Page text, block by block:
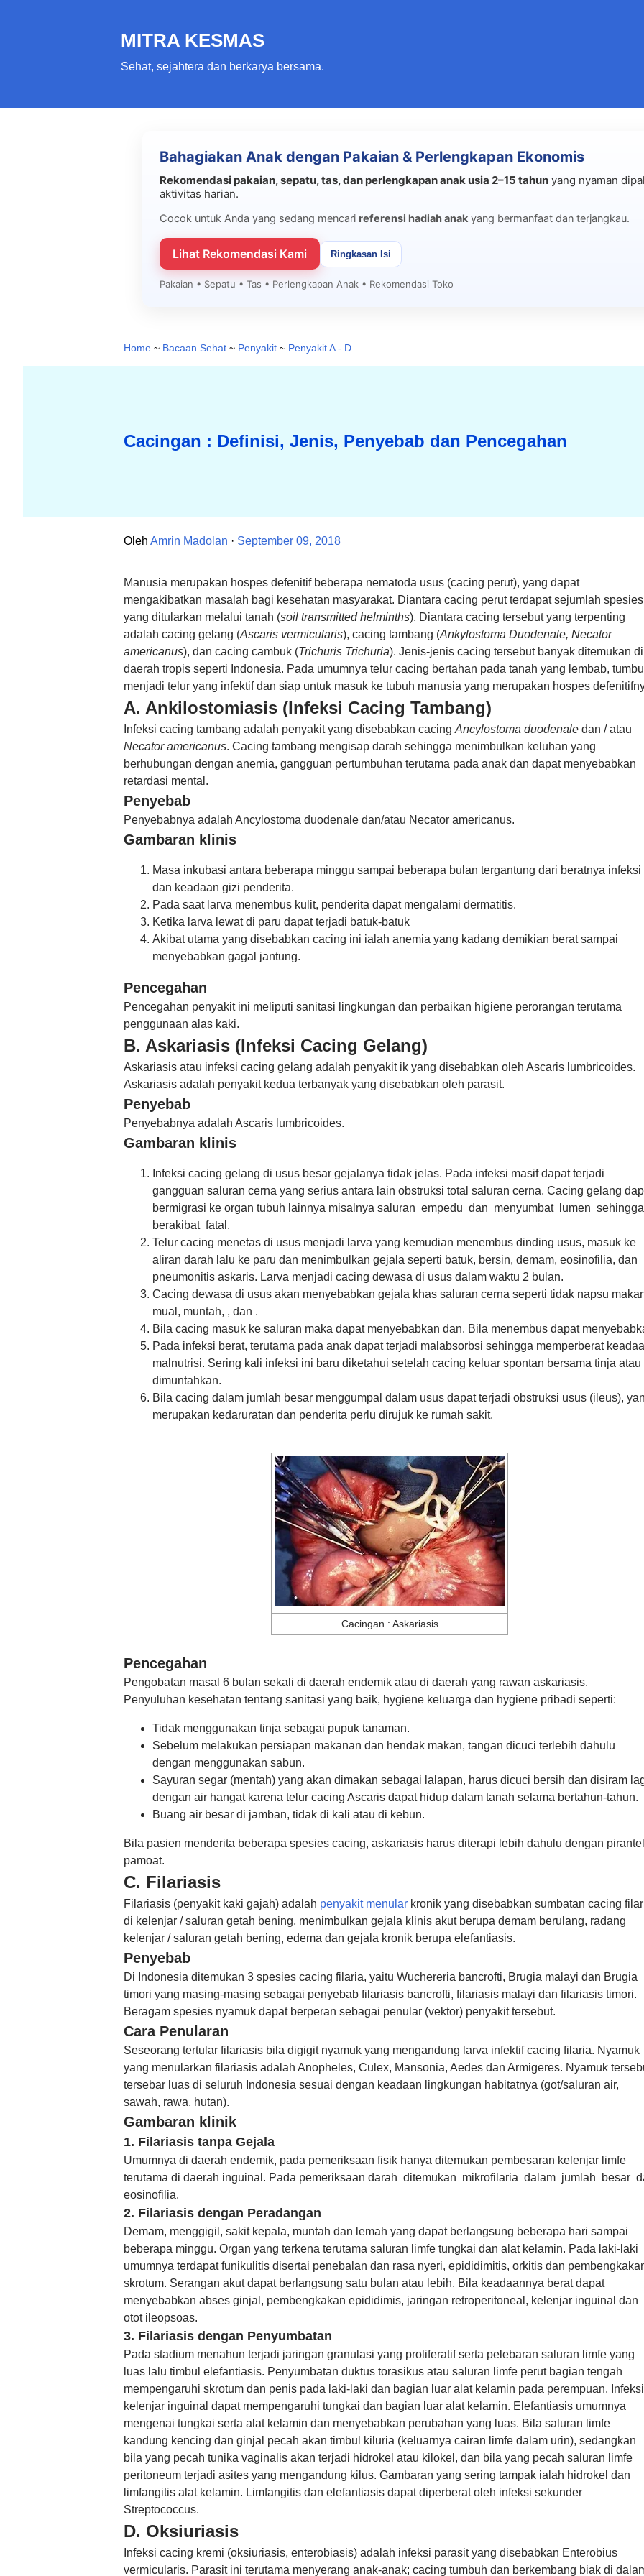
MITRA KESMAS
Sehat, sejahtera dan berkarya bersama.
Bahagiakan Anak dengan Pakaian & Perlengkapan Ekonomis
Rekomendasi pakaian, sepatu, tas, dan perlengkapan anak usia 2–15 tahun yang nyaman
aktivitas harian.
Cocok untuk Anda yang sedang mencari referensi hadiah anak yang bermanfaat dan terjangkau.
Lihat Rekomendasi Kami Ringkasan Isi
Pakaian • Sepatu • Tas • Perlengkapan Anak • Rekomendasi Toko
Home ~ Bacaan Sehat ~ Penyakit ~ Penyakit A - D
Cacingan : Definisi, Jenis, Penyebab dan Pencegahan
Oleh Amrin Madolan September 09, 2018
Manusia merupakan hospes defenitif beberapa nematoda usus (cacing perut), yang dapat
mengakibatkan masalah bagi kesehatan masyarakat. Diantara cacing perut terdapat sejumlah spesies
yang ditularkan melalui tanah (soil transmitted helminths). Diantara cacing tersebut yang terpenting
adalah cacing gelang (Ascaris vermicularis), cacing tambang (Ankylostoma Duodenale, Necator
americanus), dan cacing cambuk (Trichuris Trichuria). Jenis-jenis cacing tersebut banyak ditemukan di
daerah tropis seperti Indonesia. Pada umumnya telur cacing bertahan pada tanah yang lembab,
menjadi telur yang infektif dan siap untuk masuk ke tubuh manusia yang merupakan hospes
A. Ankilostomiasis (Infeksi Cacing Tambang)
Infeksi cacing tambang adalah penyakit yang disebabkan cacing Ancylostoma duodenale dan / atau
Necator americanus. Cacing tambang mengisap darah sehingga menimbulkan keluhan yang
berhubungan dengan anemia, gangguan pertumbuhan terutama pada anak dan dapat menyebabkan
retardasi mental.
Penyebab
Penyebabnya adalah Ancylostoma duodenale dan/atau Necator americanus.
Gambaran klinis
Masa inkubasi antara beberapa minggu sampai beberapa bulan tergantung dari beratnya infeksi
dan keadaan gizi penderita.
Pada saat larva menembus kulit, penderita dapat mengalami dermatitis.
Ketika larva lewat di paru dapat terjadi batuk-batuk
Akibat utama yang disebabkan cacing ini ialah anemia yang kadang demikian berat sampai
menyebabkan gagal jantung.
Pencegahan
Pencegahan penyakit ini meliputi sanitasi lingkungan dan perbaikan higiene perorangan terutama
penggunaan alas kaki.
B. Askariasis (Infeksi Cacing Gelang)
Askariasis atau infeksi cacing gelang adalah penyakit ik yang disebabkan oleh Ascaris lumbricoides.
Askariasis adalah penyakit kedua terbanyak yang disebabkan oleh parasit.
Penyebab
Penyebabnya adalah Ascaris lumbricoides.
Gambaran klinis
Infeksi cacing gelang di usus besar gejalanya tidak jelas. Pada infeksi masif dapat terjadi
gangguan saluran cerna yang serius antara lain obstruksi total saluran cerna. Cacing gelang
bermigrasi ke organ tubuh lainnya misalnya saluran empedu dan menyumbat lumen
berakibat fatal.
Telur cacing menetas di usus menjadi larva yang kemudian menembus dinding usus, masuk ke
aliran darah lalu ke paru dan menimbulkan gejala seperti batuk, bersin, demam, eosinofilia, dan
pneumonitis askaris. Larva menjadi cacing dewasa di usus dalam waktu 2 bulan.
Cacing dewasa di usus akan menyebabkan gejala khas saluran cerna seperti tidak napsu
mual, muntah, , dan .
Bila cacing masuk ke saluran maka dapat menyebabkan dan. Bila menembus dapat
Pada infeksi berat, terutama pada anak dapat terjadi malabsorbsi sehingga memperberat
malnutrisi. Sering kali infeksi ini baru diketahui setelah cacing keluar spontan bersama tinja atau
dimuntahkan.
Bila cacing dalam jumlah besar menggumpal dalam usus dapat terjadi obstruksi usus (ileus),
merupakan kedaruratan dan penderita perlu dirujuk ke rumah sakit.
Cacingan : Askariasis
Pencegahan
Pengobatan masal 6 bulan sekali di daerah endemik atau di daerah yang rawan askariasis.
Penyuluhan kesehatan tentang sanitasi yang baik, hygiene keluarga dan hygiene pribadi seperti:
Tidak menggunakan tinja sebagai pupuk tanaman.
Sebelum melakukan persiapan makanan dan hendak makan, tangan dicuci terlebih dahulu
dengan menggunakan sabun.
Sayuran segar (mentah) yang akan dimakan sebagai lalapan, harus dicuci bersih dan disiram
dengan air hangat karena telur cacing Ascaris dapat hidup dalam tanah selama bertahun-tahun.
Buang air besar di jamban, tidak di kali atau di kebun.
Bila pasien menderita beberapa spesies cacing, askariasis harus diterapi lebih dahulu dengan pirantel
pamoat.
C. Filariasis
Filariasis (penyakit kaki gajah) adalah penyakit menular kronik yang disebabkan sumbatan cacing
di kelenjar / saluran getah bening, menimbulkan gejala klinis akut berupa demam berulang, radang
kelenjar / saluran getah bening, edema dan gejala kronik berupa elefantiasis.
Penyebab
Di Indonesia ditemukan 3 spesies cacing filaria, yaitu Wuchereria bancrofti, Brugia malayi dan Brugia
timori yang masing-masing sebagai penyebab filariasis bancrofti, filariasis malayi dan filariasis timori.
Beragam spesies nyamuk dapat berperan sebagai penular (vektor) penyakit tersebut.
Cara Penularan
Seseorang tertular filariasis bila digigit nyamuk yang mengandung larva infektif cacing filaria. Nyamuk
yang menularkan filariasis adalah Anopheles, Culex, Mansonia, Aedes dan Armigeres. Nyamuk
tersebar luas di seluruh Indonesia sesuai dengan keadaan lingkungan habitatnya (got/saluran air,
sawah, rawa, hutan).
Gambaran klinik
1. Filariasis tanpa Gejala
Umumnya di daerah endemik, pada pemeriksaan fisik hanya ditemukan pembesaran kelenjar limfe
terutama di daerah inguinal. Pada pemeriksaan darah ditemukan mikrofilaria dalam jumlah besar
eosinofilia.
2. Filariasis dengan Peradangan
Demam, menggigil, sakit kepala, muntah dan lemah yang dapat berlangsung beberapa hari sampai
beberapa minggu. Organ yang terkena terutama saluran limfe tungkai dan alat kelamin. Pada laki-laki
umumnya terdapat funikulitis disertai penebalan dan rasa nyeri, epididimitis, orkitis dan
skrotum. Serangan akut dapat berlangsung satu bulan atau lebih. Bila keadaannya berat dapat
menyebabkan abses ginjal, pembengkakan epididimis, jaringan retroperitoneal, kelenjar inguinal dan
otot ileopsoas.
3. Filariasis dengan Penyumbatan
Pada stadium menahun terjadi jaringan granulasi yang proliferatif serta pelebaran saluran limfe yang
luas lalu timbul elefantiasis. Penyumbatan duktus torasikus atau saluran limfe perut bagian tengah
mempengaruhi skrotum dan penis pada laki-laki dan bagian luar alat kelamin pada perempuan. Infeksi
kelenjar inguinal dapat mempengaruhi tungkai dan bagian luar alat kelamin. Elefantiasis umumnya
mengenai tungkai serta alat kelamin dan menyebabkan perubahan yang luas. Bila saluran limfe
kandung kencing dan ginjal pecah akan timbul kiluria (keluarnya cairan limfe dalam urin), sedangkan
bila yang pecah tunika vaginalis akan terjadi hidrokel atau kilokel, dan bila yang pecah saluran limfe
peritoneum terjadi asites yang mengandung kilus. Gambaran yang sering tampak ialah hidrokel dan
limfangitis alat kelamin. Limfangitis dan elefantiasis dapat diperberat oleh infeksi sekunder
Streptococcus.
D. Oksiuriasis
Infeksi cacing kremi (oksiuriasis, enterobiasis) adalah infeksi parasit yang disebabkan Enterobius
vermicularis. Parasit ini terutama menyerang anak-anak; cacing tumbuh dan berkembang biak di